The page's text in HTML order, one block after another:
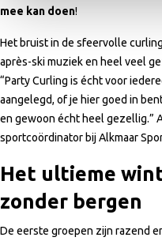
mee kan doen!
Het bruist in de sfeervolle
après-ski muziek en heel veel
“Party Curling is écht voor
aangelegd, of je hier goed in
en gewoon écht heel gezellig.”
sportcoördinator bij Alkmaar
Het ultieme
zonder bergen
De eerste groepen zijn razend